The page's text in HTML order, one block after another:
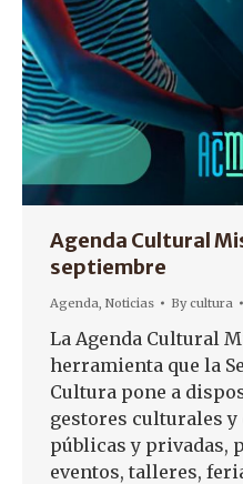
Agenda Cultural
septiembre
Agenda Noticias Bycultura
La Agenda Cultural
herramienta que la
Cultura pone a
gestores culturales
públicas y privadas,
eventos, talleres,